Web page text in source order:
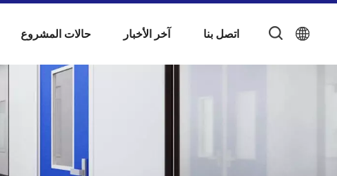
حالات المشروع آخر الأخبار اتصل بنا